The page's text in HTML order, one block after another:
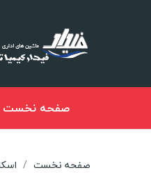
صفحه نخست
صفحه نخست